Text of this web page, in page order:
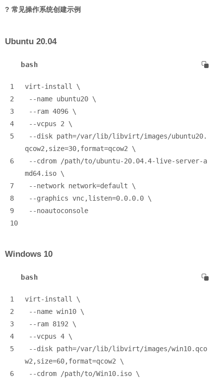
? 常见操作系统创建示例
Ubuntu 20.04
bash
1
virt-install \
2
--name ubuntu20 \
3
--ram 4096 \
4
--vcpus 2 \
5
qcow2,size=30,format=qcow2 \
6
md64.iso \
7
--network network=default \
8
--graphics vnc,listen=0.0.0.0 \
9
--noautoconsole
10
Windows 10
bash
1
virt-install \
2
--name win10 \
3
--ram 8192 \
4
--vcpus 4 \
5
w2,size=60,format=qcow2 \
6
--cdrom /path/to/Win10.iso \